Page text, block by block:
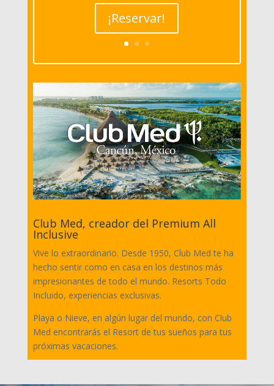
¡Reservar!
Club Med, creador del Premium All
Inclusive
Vive lo extraordinario. Desde 1950, Club Med te ha
hecho sentir como en casa en los destinos más
impresionantes de todo el mundo. Resorts Todo
Incluido, experiencias exclusivas.
Playa o Nieve, en algún lugar del mundo, con Club
Med encontrarás el Resort de tus sueños para tus
próximas vacaciones.